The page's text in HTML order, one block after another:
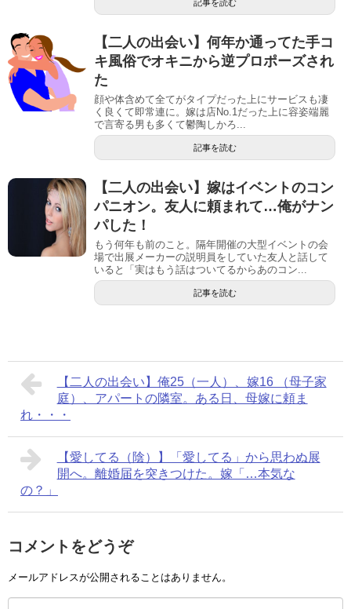
記事を読む
【二人の出会い】何年か通ってた手コ
キ風俗でオキニから逆プロポーズされ
た
顔や体含めて全てがタイプだった上にサービスも凄
く良くて即常連に。嫁は店No.1だった上に容姿端麗
で言寄る男も多くて鬱陶しかろ...
記事を読む
【二人の出会い】嫁はイベントのコン
パニオン。友人に頼まれて…俺がナン
パした！
もう何年も前のこと。隔年開催の大型イベントの会
場で出展メーカーの説明員をしていた友人と話して
いると「実はもう話はついてるからあのコン...
記事を読む
【二人の出会い】俺25（一人）、嫁16 （母子家
庭）、アパートの隣室。ある日、母嫁に頼ま
れ・・・
【愛してる（陰）】「愛してる」から思わぬ展
開へ。離婚届を突きつけた。嫁「…本気な
の？」
コメントをどうぞ
メールアドレスが公開されることはありません。